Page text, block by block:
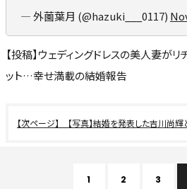
— 外薗葉月 (@hazuki___0117)
【投稿】ウェディングドレスの美人妻が
ット…幸せ満載の結婚報告
【写真】結婚を発表した吉川尚
1 2 3